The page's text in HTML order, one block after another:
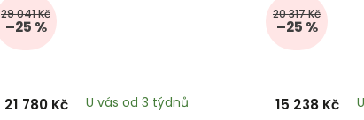
29 041 Kč
–25 %
21 780 Kč
20 317 Kč
–25 %
U vás od 3 týdnů 15 238 Kč